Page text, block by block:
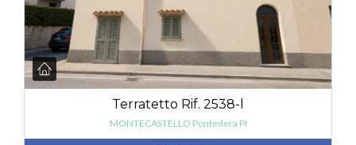
Terratetto Rif. 2538-l
MONTECASTELLO Pontedera PI